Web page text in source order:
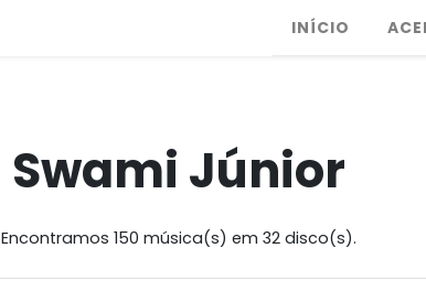
INÍCIO
Swami Júnior
Encontramos 150 música(s) em 32 disco(s).